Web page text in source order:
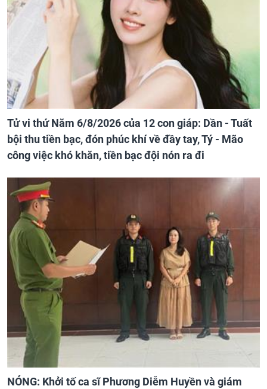
Tử vi thứ Năm 6/8/2026 của 12 con giáp: Dần - Tuất
bội thu tiền bạc, đón phúc khí về đầy tay, Tý - Mão
công việc khó khăn, tiền bạc đội nón ra đi
NÓNG: Khởi tố ca sĩ Phương Diễm Huyền và giám